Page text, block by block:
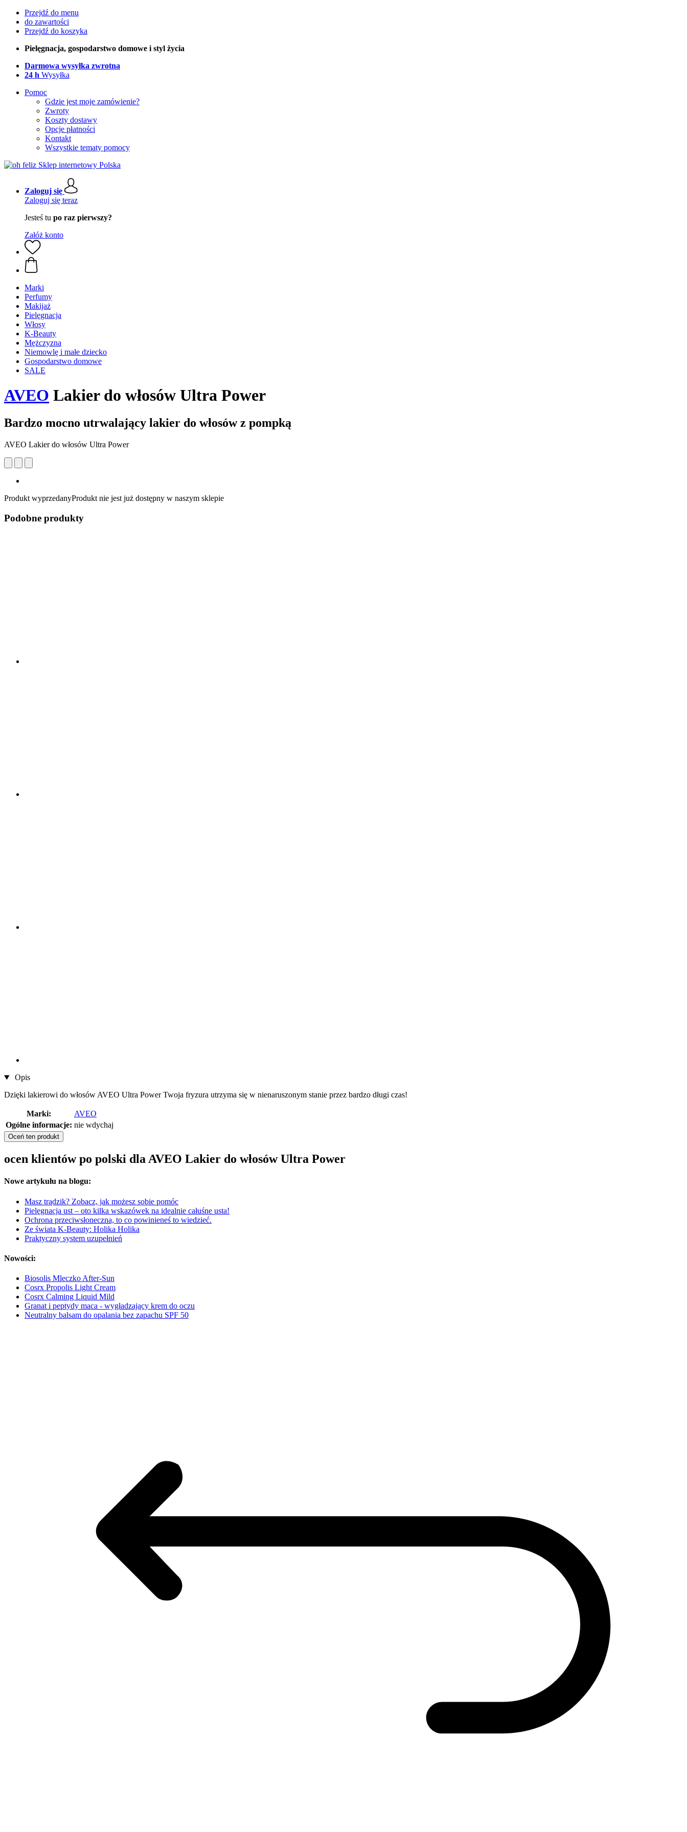
Przejdź do menu
do zawartości
Przejdź do koszyka
Pielęgnacja, gospodarstwo domowe i styl życia
Darmowa wysyłka zwrotna
24 h Wysyłka
Pomoc
Gdzie jest moje zamówienie?
Zwroty
Koszty dostawy
Opcje płatności
Kontakt
Wszystkie tematy pomocy
Zaloguj się
Zaloguj się teraz
Jesteś tu po raz pierwszy?
Załóż konto
Marki
Perfumy
Makijaż
Pielęgnacja
Włosy
K-Beauty
Mężczyzna
Niemowlę i małe dziecko
Gospodarstwo domowe
SALE
AVEO Lakier do włosów Ultra Power
Bardzo mocno utrwalający lakier do włosów z pompką
AVEO Lakier do włosów Ultra Power
Produkt wyprzedanyProdukt nie jest już dostępny w naszym sklepie
Podobne produkty
Opis
Dzięki lakierowi do włosów AVEO Ultra Power Twoja fryzura utrzyma się w nienaruszonym stanie przez bardzo długi czas!
Marki:
AVEO
Ogólne informacje: nie wdychaj
Oceń ten produkt
ocen klientów po polski dla AVEO Lakier do włosów Ultra Power
Nowe artykułu na blogu:
Masz trądzik? Zobacz, jak możesz sobie pomóc
Pielęgnacja ust – oto kilka wskazówek na idealnie całuśne usta!
Ochrona przeciwsłoneczna, to co powinieneś to wiedzieć.
Ze świata K-Beauty: Holika Holika
Praktyczny system uzupełnień
Nowości:
Biosolis Mleczko After-Sun
Cosrx Propolis Light Cream
Cosrx Calming Liquid Mild
Granat i peptydy maca - wygładzający krem do oczu
Neutralny balsam do opalania bez zapachu SPF 50